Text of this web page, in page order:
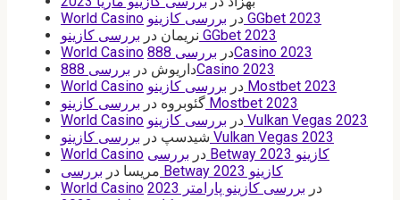
World Casino
در بررسی کازینو GGbet 2023
نریمان در
بررسی کازینو GGbet 2023
World Casino
دربررسی 888Casino 2023
داریوش در
بررسی 888Casino 2023
World Casino
در بررسی کازینو Mostbet 2023
گئوبروه در
بررسی کازینو Mostbet 2023
World Casino
در بررسی کازینو Vulkan Vegas 2023
شیدسپ در
بررسی کازینو Vulkan Vegas 2023
World Casino
در
بررسی Betway کازینو 2023
مریسا در
بررسی Betway کازینو 2023
World Casino
در بررسی کازینو پارامتر 2023